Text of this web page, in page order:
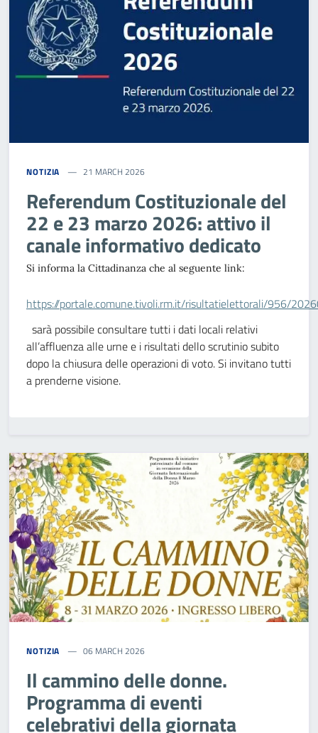
NOTIZIA 21 MARCH 2026
Referendum Costituzionale del
22 e 23 marzo 2026: attivo il
canale informativo dedicato
Si informa la Cittadinanza che al seguente link:
https://portale.comune.tivoli.rm.it/risultatielettorali/956/
sarà possibile consultare tutti i dati locali relativi
all’affluenza alle urne e i risultati dello scrutinio subito
dopo la chiusura delle operazioni di voto. Si invitano tutti
a prenderne visione.
NOTIZIA 06 MARCH 2026
Il cammino delle donne.
Programma di eventi
celebrativi della giornata